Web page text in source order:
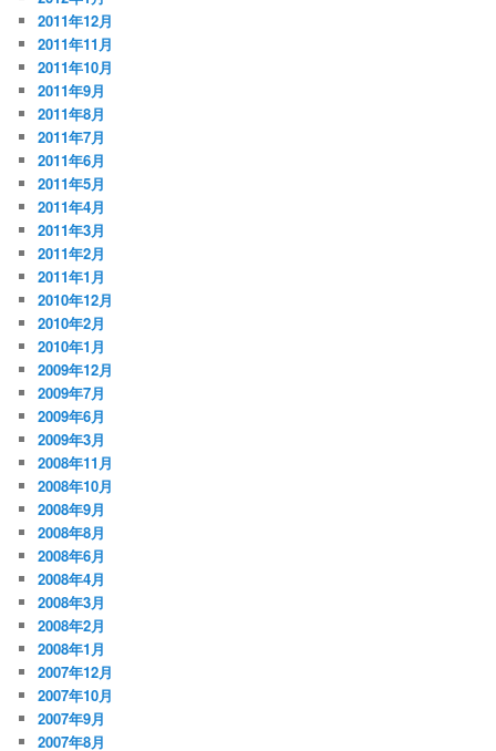
2011年12月
2011年11月
2011年10月
2011年9月
2011年8月
2011年7月
2011年6月
2011年5月
2011年4月
2011年3月
2011年2月
2011年1月
2010年12月
2010年2月
2010年1月
2009年12月
2009年7月
2009年6月
2009年3月
2008年11月
2008年10月
2008年9月
2008年8月
2008年6月
2008年4月
2008年3月
2008年2月
2008年1月
2007年12月
2007年10月
2007年9月
2007年8月